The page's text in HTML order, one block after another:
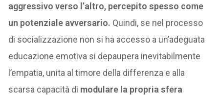
aggressivo verso l’altro, percepito spesso come
un potenziale avversario. Quindi, se nel processo
di socializzazione non si ha accesso a un’adeguata
educazione emotiva si depaupera inevitabilmente
l’empatia, unita al timore della differenza e alla
scarsa capacità di modulare la propria sfera